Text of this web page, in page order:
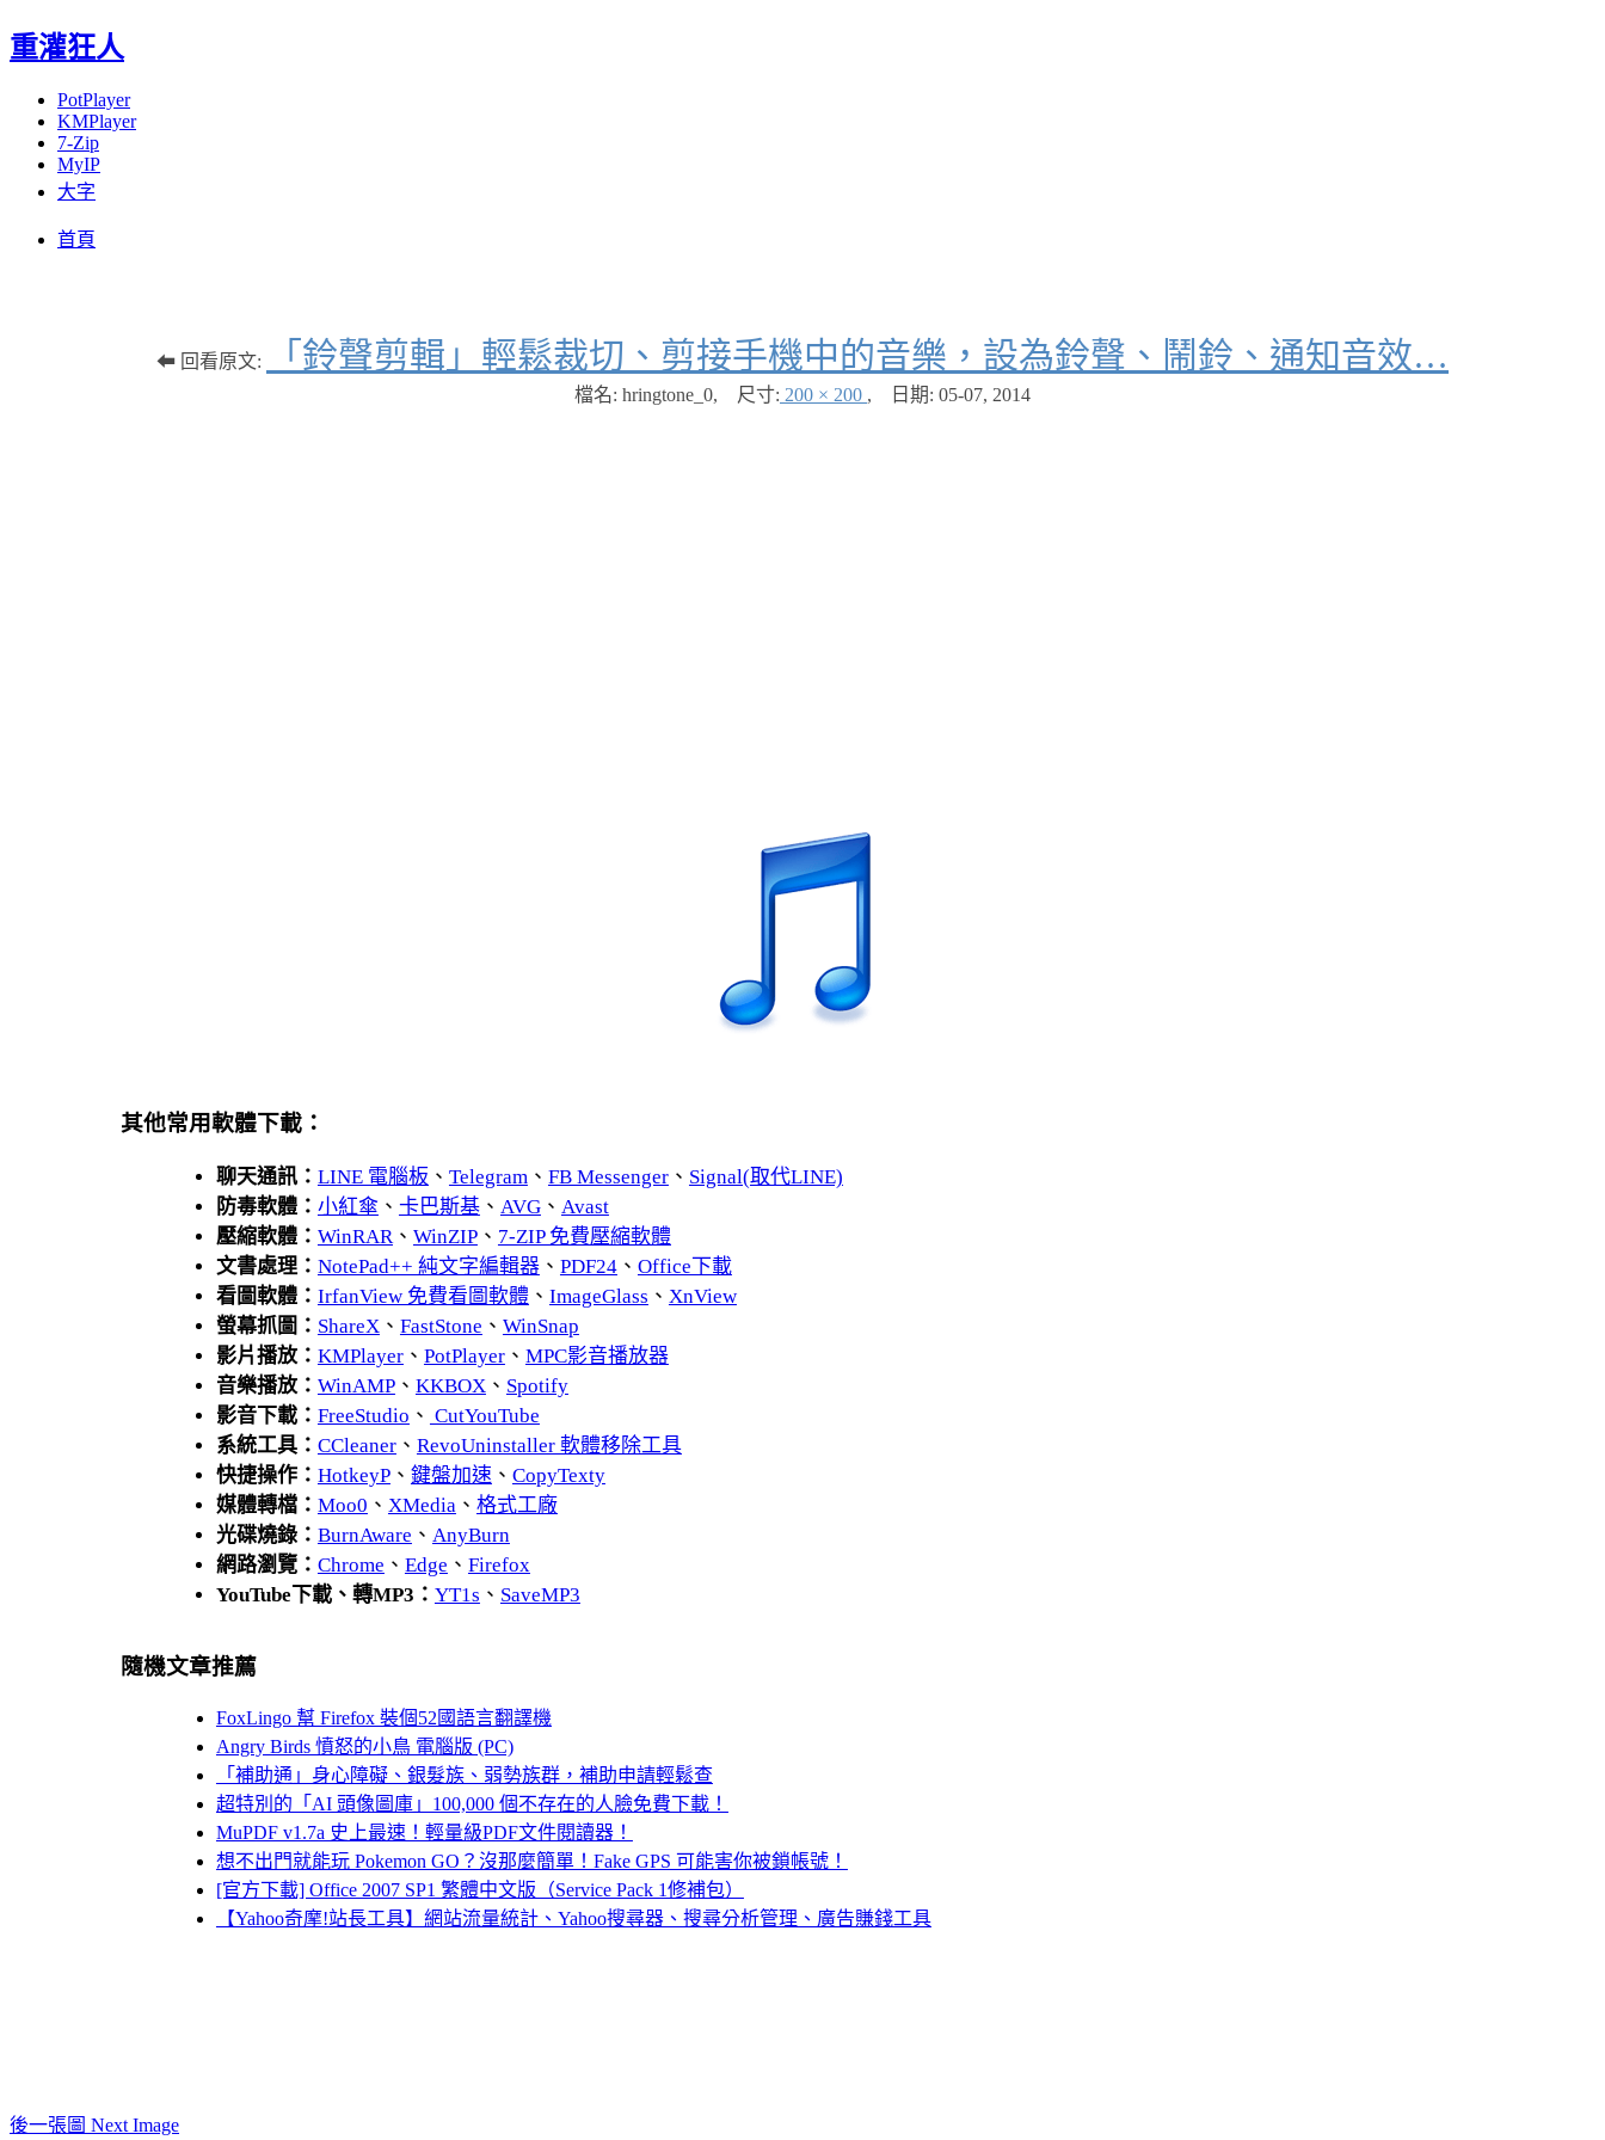
重灌狂人
PotPlayer
KMPlayer
7-Zip
MyIP
大字
首頁
⬅ 回看原文: 「鈴聲剪輯」輕鬆裁切、剪接手機中的音樂，設為鈴聲、鬧鈴、通知音效…
檔名: hringtone_0, 尺寸: 200 × 200 , 日期: 05-07, 2014
其他常用軟體下載：
聊天通訊： LINE 電腦板 、 Telegram、 FB Messenger、 Signal(取代LINE)
防毒軟體： 小紅傘 、 卡巴斯基、 AVG、 Avast
壓縮軟體： WinRAR、 WinZIP、 7-ZIP 免費壓縮軟體
文書處理： NotePad++ 純文字編輯器、 PDF24、 Office下載
看圖軟體： IrfanView 免費看圖軟體、 ImageGlass 、 XnView
螢幕抓圖： ShareX、 FastStone 、 WinSnap
影片播放： KMPlayer、 PotPlayer、 MPC影音播放器
音樂播放： WinAMP、 KKBOX、 Spotify
影音下載： FreeStudio 、 CutYouTube
系統工具： CCleaner、 RevoUninstaller 軟體移除工具
快捷操作： HotkeyP、 鍵盤加速、 CopyTexty
媒體轉檔： Moo0 、 XMedia、 格式工廠
光碟燒錄： BurnAware 、 AnyBurn
網路瀏覽： Chrome 、 Edge 、 Firefox
YouTube下載、轉MP3： YT1s 、 SaveMP3
隨機文章推薦
FoxLingo 幫 Firefox 裝個52國語言翻譯機
Angry Birds 憤怒的小鳥 電腦版 (PC)
「補助通」身心障礙、銀髮族、弱勢族群，補助申請輕鬆查
超特別的「AI 頭像圖庫」100,000 個不存在的人臉免費下載！
MuPDF v1.7a 史上最速！輕量級PDF文件閱讀器！
想不出門就能玩 Pokemon GO？沒那麼簡單！Fake GPS 可能害你被鎖帳號！
[官方下載] Office 2007 SP1 繁體中文版（Service Pack 1修補包）
【Yahoo奇摩!站長工具】網站流量統計、Yahoo搜尋器、搜尋分析管理、廣告賺錢工具
後一張圖 Next Image